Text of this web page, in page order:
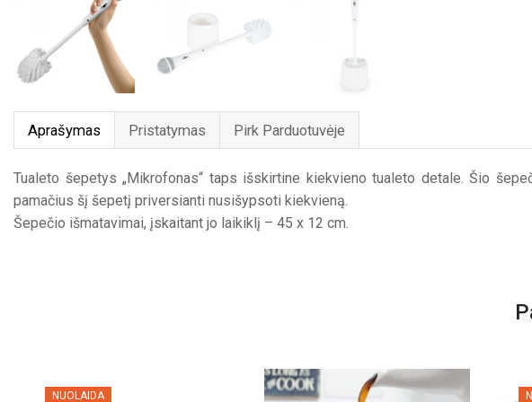
Aprašymas Pristatymas Pirk Parduotuvėje
Tualeto šepetys „Mikrofonas“ taps išskirtine kiekvieno tualeto detale. Šio
pamačius šį šepetį priversianti nusišypsoti kiekvieną.
Šepečio išmatavimai, įskaitant jo laikiklį – 45 x 12 cm.
NUOLAIDA